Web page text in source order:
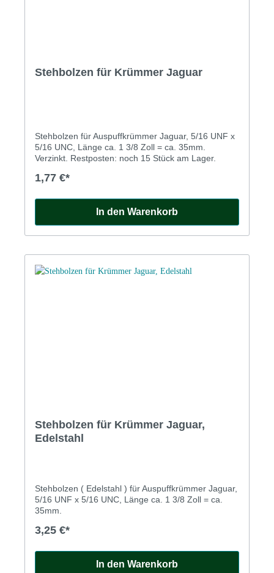
Stehbolzen für Krümmer Jaguar
Stehbolzen für Auspuffkrümmer Jaguar, 5/16 UNF x
5/16 UNC, Länge ca. 1 3/8 Zoll = ca. 35mm.
Verzinkt. Restposten: noch 15 Stück am Lager.
1,77 €*
In den Warenkorb
Stehbolzen für Krümmer Jaguar,
Edelstahl
Stehbolzen ( Edelstahl ) für Auspuffkrümmer Jaguar,
5/16 UNF x 5/16 UNC, Länge ca. 1 3/8 Zoll = ca.
35mm.
3,25 €*
In den Warenkorb